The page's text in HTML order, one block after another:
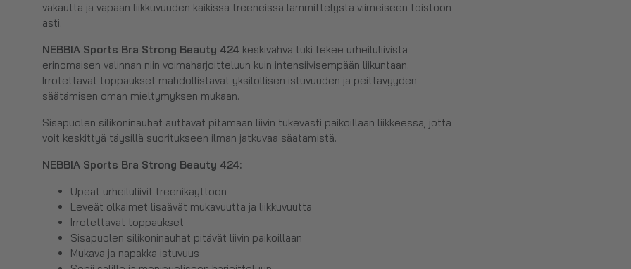
vakautta ja vapaan liikkuvuuden kaikissa treeneissä lämmittelystä viimeiseen toistoon
asti.
NEBBIA Sports Bra Strong Beauty 424 keskivahva tuki tekee urheiluliivistä
erinomaisen valinnan niin voimaharjoitteluun kuin intensiivisempään liikuntaan.
Irrotettavat toppaukset mahdollistavat yksilöllisen istuvuuden ja peittävyyden
säätämisen oman mieltymyksen mukaan.
Sisäpuolen silikoninauhat auttavat pitämään liivin tukevasti paikoillaan liikkeessä, jotta
voit keskittyä täysillä suoritukseen ilman jatkuvaa säätämistä.
NEBBIA Sports Bra Strong Beauty 424:
Upeat urheiluliivit treenikäyttöön
Leveät olkaimet lisäävät mukavuutta ja liikkuvuutta
Irrotettavat toppaukset
Sisäpuolen silikoninauhat pitävät liivin paikoillaan
Mukava ja napakka istuvuus